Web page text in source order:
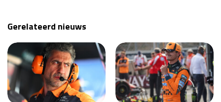
Gerelateerd nieuws